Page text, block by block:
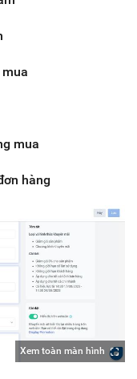
mua
hàng
Xem toàn màn hình